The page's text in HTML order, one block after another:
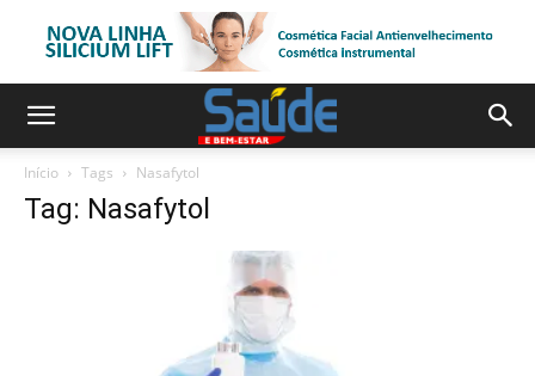
Início Tags Nasafytol
Tag: Nasafytol